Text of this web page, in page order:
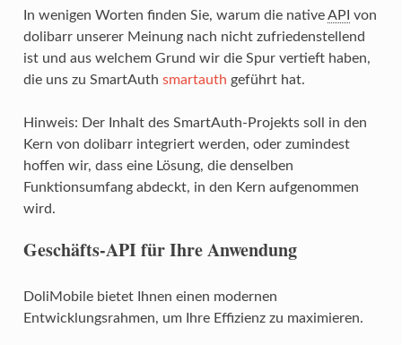
In wenigen Worten finden Sie, warum die nativeAPI von
dolibarr unserer Meinung nach nicht zufriedenstellend
ist und aus welchem Grund wir die Spur vertieft haben,
die uns zu SmartAuth smartauth geführt hat.
Hinweis: Der Inhalt des SmartAuth-Projekts soll in den
Kern von dolibarr integriert werden, oder zumindest
hoffen wir, dass eine Lösung, die denselben
Funktionsumfang abdeckt, in den Kern aufgenommen
wird.
Geschäfts-API für Ihre Anwendung
DoliMobile bietet Ihnen einen modernen
Entwicklungsrahmen, um Ihre Effizienz zu maximieren.